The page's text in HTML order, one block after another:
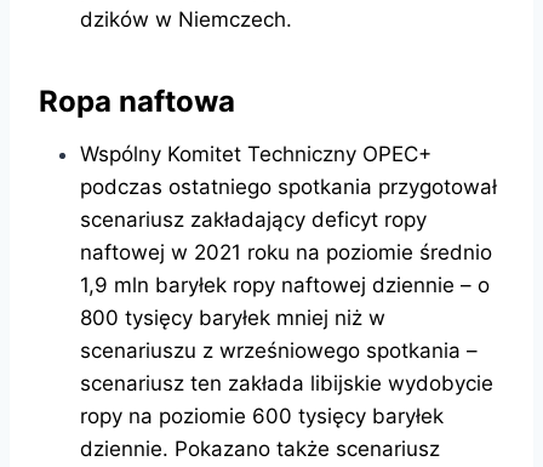
dzików w Niemczech.
Ropa naftowa
Wspólny Komitet Techniczny OPEC+
podczas ostatniego spotkania przygotował
scenariusz zakładający deficyt ropy
naftowej w 2021 roku na poziomie średnio
1,9 mln baryłek ropy naftowej dziennie – o
800 tysięcy baryłek mniej niż w
scenariuszu z wrześniowego spotkania –
scenariusz ten zakłada libijskie wydobycie
ropy na poziomie 600 tysięcy baryłek
dziennie. Pokazano także scenariusz